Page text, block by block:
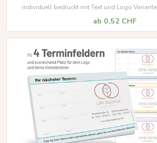
individuell bedruckt mit Text und Logo Variante
ab 0,52 CHF